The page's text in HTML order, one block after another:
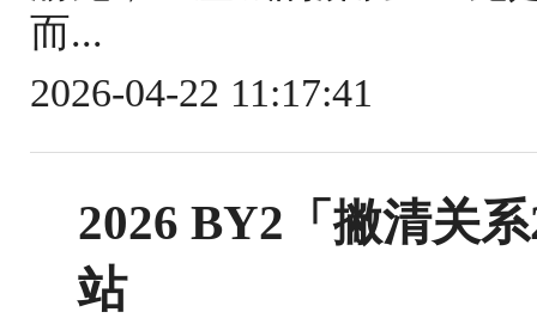
而...
2026-04-22 11:17:41
2026 BY2「撇清关
站